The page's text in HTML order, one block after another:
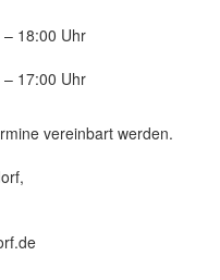
18:00 Uhr
17:00 Uhr
vereinbart werden.